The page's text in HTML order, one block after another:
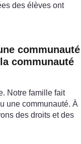
des élèves ont
communauté
communauté
Notre famille fait
une communauté. À
des droits et des